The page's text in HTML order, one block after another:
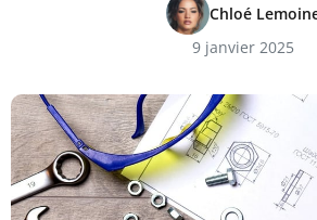
Chloé
9 janvier 2025